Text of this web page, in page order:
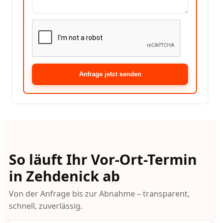
Anfrage jetzt senden
So läuft Ihr Vor-Ort-Termin
in Zehdenick ab
Von der Anfrage bis zur Abnahme – transparent,
schnell, zuverlässig.